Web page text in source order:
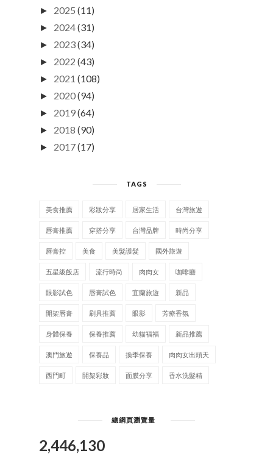
► 2025 (11)
► 2024(31)
► 2023(34)
► 2022 (43)
► 2021 (108)
► 2020(94)
► 2019(64)
► 2018 (90)
► 2017(17)
TAGS
美食推薦 彩妝分享 居家生活 台灣旅遊
唇膏推薦 穿搭分享 台灣品牌 時尚分享
唇膏控 美食 美髮護髮 國外旅遊
五星級飯店 流行時尚 肉肉女 咖啡廳
眼影試色 唇膏試色 宜蘭旅遊 新品
開架唇膏 刷具推薦 眼影 芳療香氛
身體保養 保養推薦 幼貓福福 新品推薦
澳門旅遊 保養品 換季保養 肉肉女出頭天
西門町 開架彩妝 面膜分享 香水洗髮精
總網頁瀏覽量
2,446,130